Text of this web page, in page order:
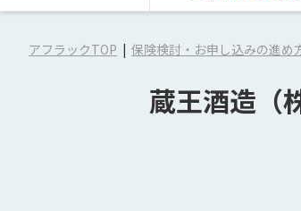
アフラックTOP 保険検討・お申し込みの進め
蔵王酒造（